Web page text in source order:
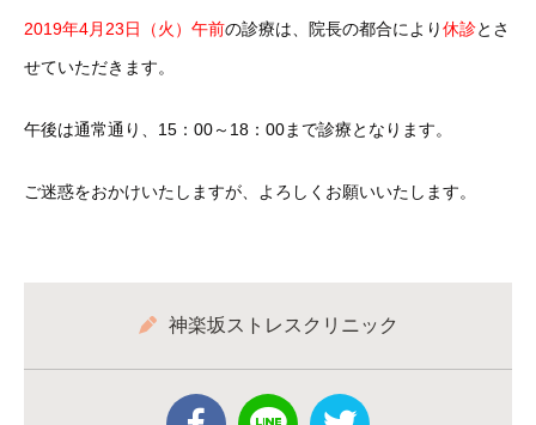
2019年4月23日（火）午前の診療は、院長の都合により休診とさ
せていただきます。
午後は通常通り、15：00～18：00まで診療となります。
ご迷惑をおかけいたしますが、よろしくお願いいたします。
神楽坂ストレスクリニック